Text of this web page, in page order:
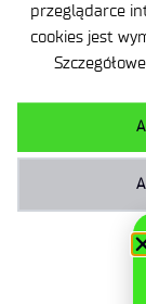
przeglądarce
cookies jest
Deklaracja
Polityka
Ogólne
Kontakt